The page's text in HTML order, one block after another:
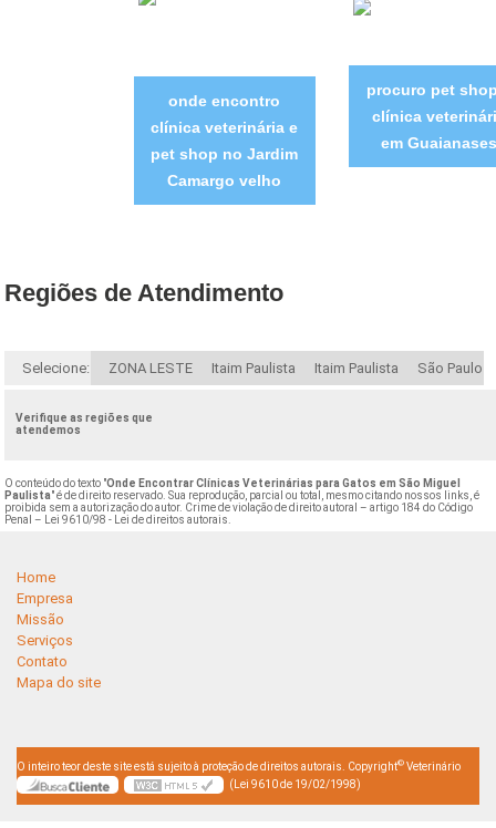
onde encontro
clínica veterinária e
pet shop no Jardim
Camargo velho
procuro pet
clínica
em Guaianases
Regiões de Atendimento
Selecione: ZONA LESTE Itaim Paulista Itaim Paulista São Paulo
Verifique as regiões que
atendemos
O conteúdo do texto "Onde Encontrar Clínicas Veterinárias para Gatos em São Miguel
Paulista" é de direito reservado. Sua reprodução, parcial ou total, mesmo citando nossos links, é
proibida sem a autorização do autor. Crime de violação de direito autoral – artigo 184 do Código
Penal – Lei 9610/98 - Lei de direitos autorais.
Home
Empresa
Missão
Serviços
Contato
Mapa do site
O inteiro teor deste site está sujeito à proteção de direitos autorais. Copyright© Veterinário
(Lei 9610 de 19/02/1998)